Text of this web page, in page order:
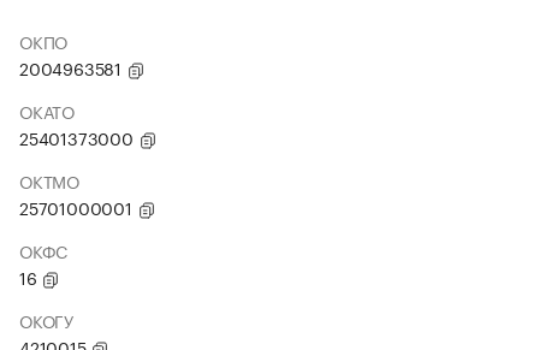
ОКПО
2004963581
ОКАТО
25401373000
ОКТМО
25701000001
ОКФС
16
ОКОГУ